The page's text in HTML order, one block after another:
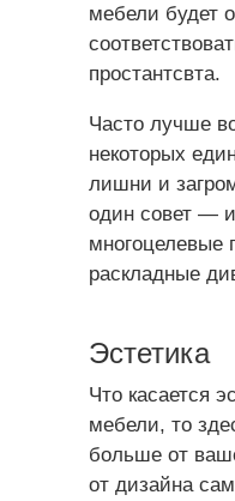
мебели будет
простантсвта.
Часто лучше
некоторых
лишни и
один совет —
многоцелевые
раскладные
Эстетика
Что касается
мебели, то
больше от
от дизайна